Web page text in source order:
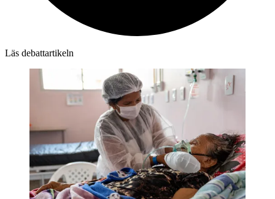
Läs debattartikeln